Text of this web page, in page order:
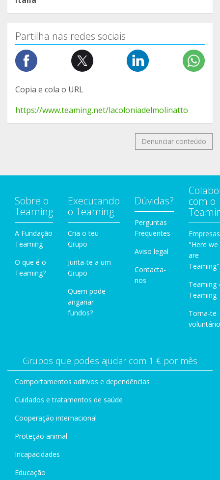
Partilha nas redes sociais
Copia e cola o URL
https://www.teaming.net/lacoloniadelmolinatto
Denunciar conteúdo
Sobre o
Teaming
A Fundação
Teaming
O que é o
Teaming?
Executando
o Teaming
Cria o teu
Grupo
Junta-te a um
Grupo
Quem pode
angariar
fundos?
Dúvidas?
Perguntas
Frequentes
Aviso legal
Contacta-
nos
com o
Empresas
"Here we
are
Teaming"
Teaming
Teaming
Torna-te
Grupos que podes ajudar com 1 € por mês
Comportamentos aditivos e dependências
Cuidados e tratamentos de saúde
Cooperação internacional
Proteção animal
Incapacidades
Educação